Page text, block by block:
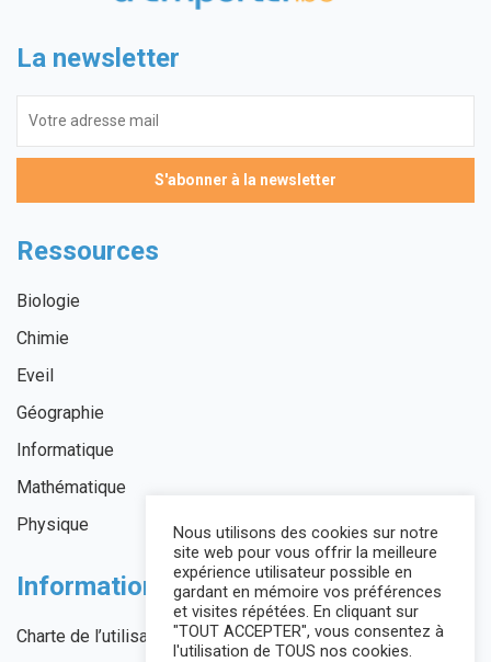
La newsletter
Ressources
Biologie
Chimie
Eveil
Géographie
Informatique
Mathématique
Physique
Informations légales
Charte de l’utilisateur
Nous utilisons des cookies sur notre
site web pour vous offrir la meilleure
expérience utilisateur possible en
gardant en mémoire vos préférences
et visites répétées. En cliquant sur
"TOUT ACCEPTER", vous consentez à
l'utilisation de TOUS nos cookies.